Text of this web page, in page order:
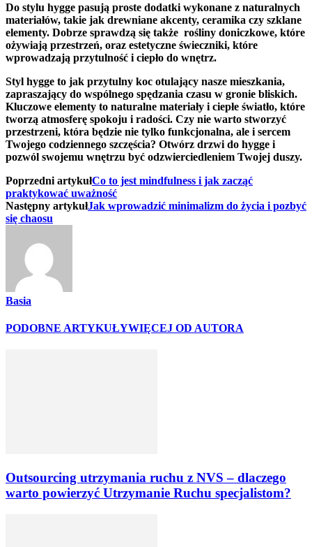
Do stylu hygge pasują proste dodatki ⁣wykonane z naturalnych
materiałów, takie ⁤jak drewniane akcenty, ceramika⁣ czy szklane
elementy. Dobrze sprawdzą się także ‍ rośliny doniczkowe, które
ożywiają przestrzeń, oraz estetyczne świeczniki, które
wprowadzają przytulność i ciepło do wnętrz.
Styl hygge⁢ to ⁣jak przytulny koc otulający nasze ‍mieszkania,
zapraszający do wspólnego spędzania⁣ czasu ​w ‍gronie bliskich.
Kluczowe elementy to ​naturalne materiały i ⁤ciepłe światło, które
tworzą atmosferę spokoju i radości. Czy nie warto stworzyć
przestrzeni, która będzie nie⁤ tylko funkcjonalna,‍ ale i sercem
Twojego⁣ codziennego szczęścia? Otwórz drzwi do hygge i
⁣pozwól swojemu ⁢wnętrzu być odzwierciedleniem Twojej‍ duszy.
Poprzedni artykułCo to jest mindfulness i jak zacząć
praktykować uważność
Następny artykułJak wprowadzić minimalizm do życia i pozbyć
się chaosu
Basia
PODOBNE ARTYKUŁYWIĘCEJ OD AUTORA
Outsourcing utrzymania ruchu z NVS – dlaczego
warto powierzyć Utrzymanie Ruchu specjalistom?